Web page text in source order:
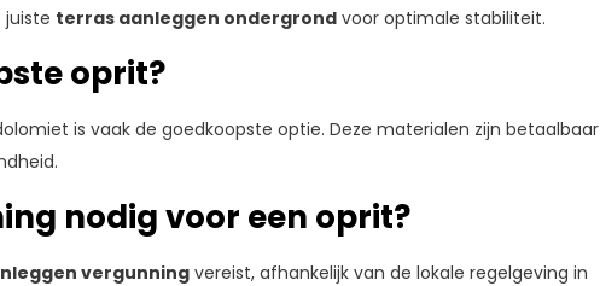
juiste terras aanleggen ondergrond voor optimale stabiliteit.
oprit?
is vaak de goedkoopste optie. Deze materialen zijn betaalbaar
nodig voor een oprit?
vergunning vereist, afhankelijk van de lokale regelgeving in